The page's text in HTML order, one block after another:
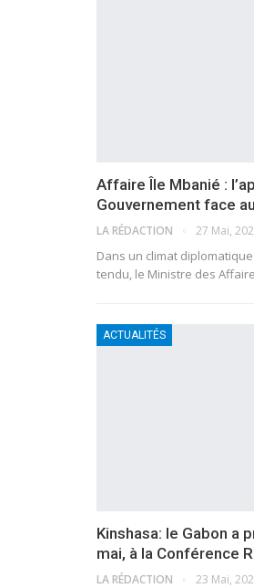
Affaire Île Mbanié :
Gouvernement face
LA RÉDACTION 27 Mai,
Dans un climat
tendu, le Ministre des
ACTUALITÉS
Kinshasa: le Gabon a
mai, à la Conférence
LA RÉDACTION 23 Mai,